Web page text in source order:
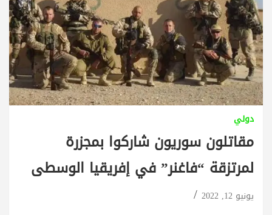
دولي
مقاتلون سوريون شاركوا بمجزرة
لمرتزقة “فاغنر” في إفريقيا الوسطى
يونيو 12, 2022